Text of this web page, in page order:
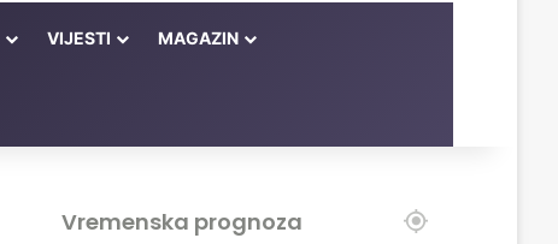
VIJESTI MAGAZIN
Vremenska prognoza